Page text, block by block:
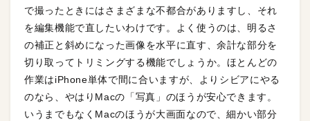
で撮ったときにはさまざまな不都合がありますし、それ
を編集機能で直したいわけです。よく使うのは、明るさ
の補正と斜めになった画像を水平に直す、余計な部分を
切り取ってトリミングする機能でしょうか。ほとんどの
作業はiPhone単体で間に合いますが、よりシビアにやる
のなら、やはりMacの「写真」のほうが安心できます。
いうまでもなくMacのほうが大画面なので、細かい部分